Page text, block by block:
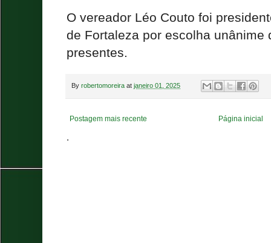
O vereador Léo Couto foi
de Fortaleza por escolha unânime
presentes.
By robertomoreira at janeiro 01, 2025
Postagem mais recente Página inicial
.